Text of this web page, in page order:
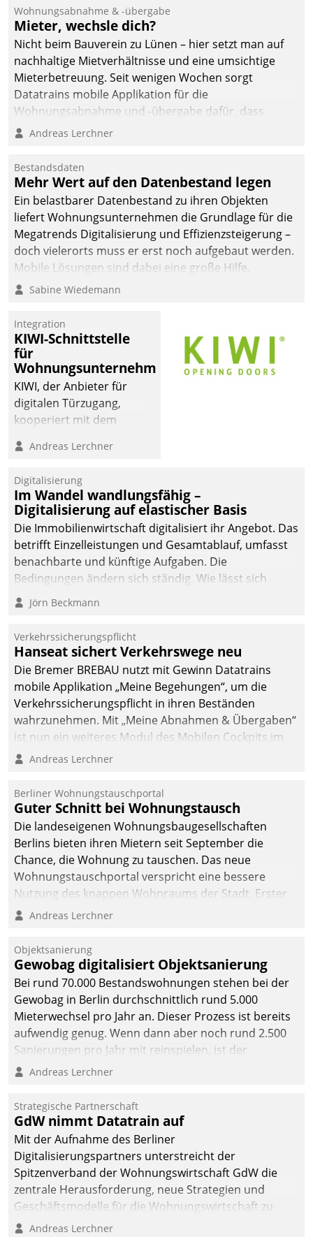
und Beschwerde-Management einen eigenen Kanal
ein.
Wohnungsabnahme & -übergabe
Mieter, wechsle dich?
Nicht beim Bauverein zu Lünen – hier setzt man auf
nachhaltige Mietverhältnisse und eine umsichtige
Mieterbetreuung. Seit wenigen Wochen sorgt
Datatrains mobile Applikation für die
Wohnungsabnahme und -übergabe dafür, dass
Mieter wohlgeordnet kommen und, so es sein muss,
Andreas Lerchner
Bestandsdaten
Mehr Wert auf den Datenbestand legen
Ein belastbarer Datenbestand zu ihren Objekten
liefert Wohnungsunternehmen die Grundlage für die
Megatrends Digitalisierung und Effizienzsteigerung –
doch vielerorts muss er erst noch aufgebaut werden.
Mobile Lösungen sind dabei eine große Hilfe.
Sabine Wiedemann
Integration
KIWI-Schnittstelle
für
Wohnungsunternehmen
KIWI, der Anbieter für
digitalen Türzugang,
kooperiert mit dem
Softwareentwicklungshaus
Andreas Lerchner
Digitalisierung
Im Wandel wandlungsfähig –
Digitalisierung auf elastischer Basis
Die Immobilienwirtschaft digitalisiert ihr Angebot. Das
betrifft Einzelleistungen und Gesamtablauf, umfasst
benachbarte und künftige Aufgaben. Die
Bedingungen ändern sich ständig. Wie lässt sich
technisch die Kontrolle wahren und zugleich Freiraum
fürs Wachsen öffnen?
Jörn Beckmann
Verkehrssicherungspflicht
Hanseat sichert Verkehrswege neu
Die Bremer BREBAU nutzt mit Gewinn Datatrains
mobile Applikation „Meine Begehungen“, um die
Verkehrssicherungspflicht in ihren Beständen
wahrzunehmen. Mit „Meine Abnahmen & Übergaben“
ist nun ein weiteres Modul des Mobilen Cockpits im
Einsatz.
Andreas Lerchner
Berliner Wohnungstauschportal
Guter Schnitt bei Wohnungstausch
Die landeseigenen Wohnungsbaugesellschaften
Berlins bieten ihren Mietern seit September die
Chance, die Wohnung zu tauschen. Das neue
Wohnungstauschportal verspricht eine bessere
Nutzung des knappen Wohnraums der Stadt. Erster
Anwendungsfall für Datatrains Lösung API-Hub mit
Unternehmen.
Andreas Lerchner
Objektsanierung
Gewobag digitalisiert Objektsanierung
Bei rund 70.000 Bestandswohnungen stehen bei der
Gewobag in Berlin durchschnittlich rund 5.000
Mieterwechsel pro Jahr an. Dieser Prozess ist bereits
aufwendig genug. Wenn dann aber noch rund 2.500
Sanierungen pro Jahr mit reinspielen, ist der
Betreuungs- und Organisationsaufwand immens. Im
kommunale Wohnungsbauunternehmen daher
gemeinsam mit der Berliner Datatrain GmbH den
Teilprozess der Objektsanierung digitalisiert.
Andreas Lerchner
Strategische Partnerschaft
GdW nimmt Datatrain auf
Mit der Aufnahme des Berliner
Digitalisierungspartners unterstreicht der
Spitzenverband der Wohnungswirtschaft GdW die
zentrale Herausforderung, neue Strategien und
Geschäftsmodelle für die Wohnungswirtschaft zu
entwickeln.
Andreas Lerchner